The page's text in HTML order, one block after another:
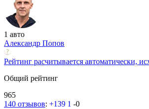
1 авто
Александр Попов
Рейтинг расчитывается автоматически,
Общий рейтинг
965
140 отзывов: +139 1 -0